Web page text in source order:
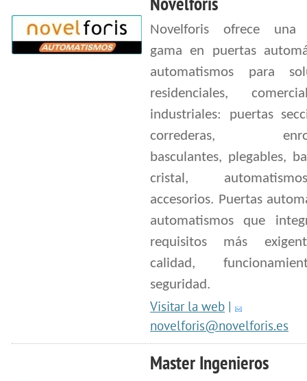
Novelforis
Novelforis ofrece una
gama en puertas
automatismos para
residenciales,
industriales: puertas
correderas,
basculantes, plegables,
cristal,
accesorios. Puertas
automatismos que
requisitos más
calidad,
seguridad.
Visitar la web |
novelforis@novelforis.es
Master Ingenieros